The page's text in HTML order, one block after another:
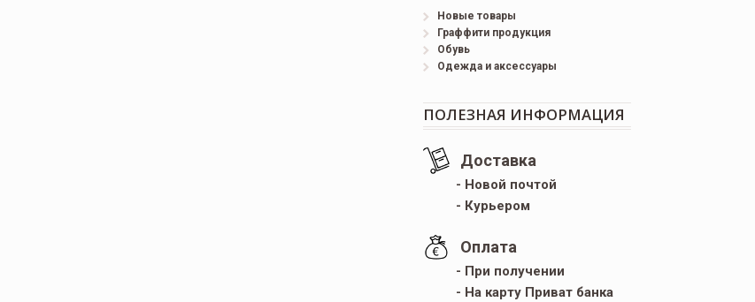
Новые товары
Граффити продукция
Обувь
Одежда и аксессуары
ПОЛЕЗНАЯ ИНФОРМАЦИЯ
Доставка
- Новой почтой
- Курьером
Оплата
- При получении
- На карту Приват банка